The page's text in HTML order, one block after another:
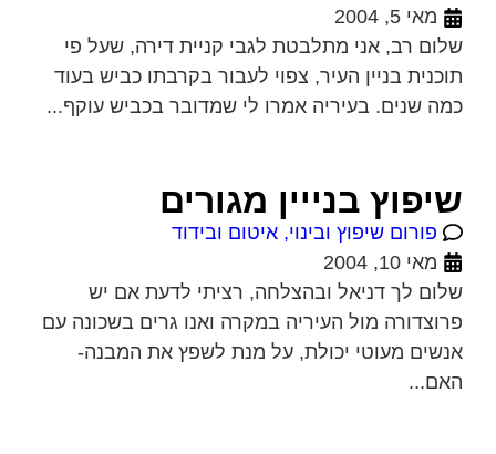
מאי 5, 2004
שלום רב, אני מתלבטת לגבי קניית דירה, שעל פי
תוכנית בניין העיר, צפוי לעבור בקרבתו כביש בעוד
כמה שנים. בעיריה אמרו לי שמדובר בכביש עוקף...
שיפוץ בנייין מגורים
פורום שיפוץ ובינוי, איטום ובידוד
מאי 10, 2004
שלום לך דניאל ובהצלחה, רציתי לדעת אם יש
פרוצדורה מול העיריה במקרה ואנו גרים בשכונה עם
אנשים מעוטי יכולת, על מנת לשפץ את המבנה-
האם...